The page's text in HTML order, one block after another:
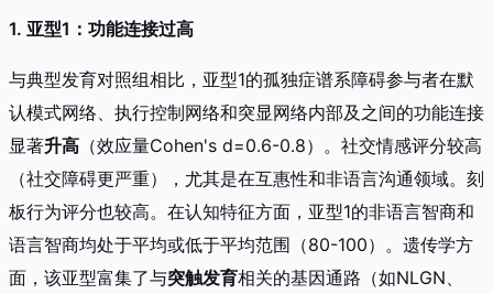
1. 亚型1：功能连接过高
与典型发育对照组相比，亚型1的孤独症谱系障碍参与者在默
认模式网络、执行控制网络和突显网络内部及之间的功能连接
显著升高 （效应量Cohen's d=0.6-0.8）。社交情感评分较高
（社交障碍更严重），尤其是在互惠性和非语言沟通领域。刻
板行为评分也较高。在认知特征方面，亚型1的非语言智商和
语言智商均处于平均或低于平均范围（80-100）。遗传学方
面，该亚型富集了与突触发育相关的基因通路（如NLGN、